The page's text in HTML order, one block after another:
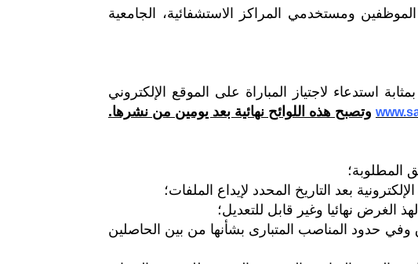
ومستخدمي المراكز الاستشفائية، الجامعية
استدعاء لاجتياز المباراة على الموقع الإلكتروني
وتصبح هذه اللوائح نهائية بعد يومين من نشرها.
المطلوبة؛
بعد التاريخ المحدد لإيداع الملفات؛
الغرض نهائيا وغير قابل للتعديل؛
حدود المناصب المتبارى بشأنها من بين الحاصلين